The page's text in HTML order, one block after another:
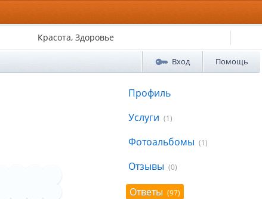
Красота, Здоровье
Вход Помощь
Профиль
Услуги (1)
Фотоальбомы (1)
Отзывы (0)
Ответы (97)